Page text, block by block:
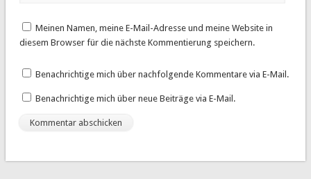
Meinen Namen, meine E-Mail-Adresse und meine Website in
diesem Browser für die nächste Kommentierung speichern.
Benachrichtige mich über nachfolgende Kommentare via E-Mail.
Benachrichtige mich über neue Beiträge via E-Mail.